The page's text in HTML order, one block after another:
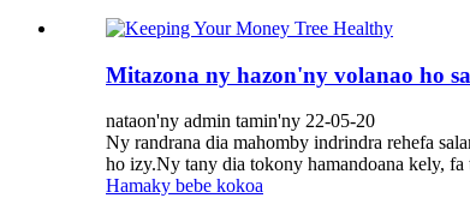
Mitazona ny hazon'ny volanao ho
nataon'ny admin tamin'ny 22-05-20
Ny randrana dia mahomby indrindra rehefa
ho izy.Ny tany dia tokony hamandoana kely,
Hamaky bebe kokoa